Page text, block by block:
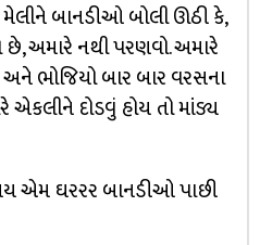
બાનડીઓ બોલી ઊઠી કે,
છે, અમારે નથી પરણવો. અમારે
અને ભોજિયો બાર બાર વરસના
એકલીને દોડવું હોય તો માંડ્ય
એમ ઘરરર બાનડીઓ પાછી